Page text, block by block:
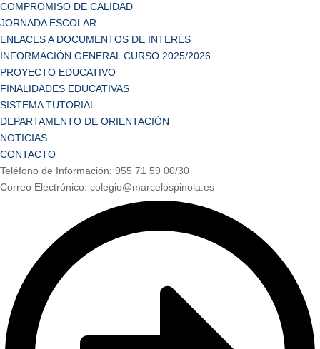
COMPROMISO DE CALIDAD
JORNADA ESCOLAR
ENLACES A DOCUMENTOS DE INTERÉS
INFORMACIÓN GENERAL CURSO 2025/2026
PROYECTO EDUCATIVO
FINALIDADES EDUCATIVAS
SISTEMA TUTORIAL
DEPARTAMENTO DE ORIENTACIÓN
NOTICIAS
CONTACTO
Teléfono de Información: 955 71 59 00/30
Correo Electrónico: colegio@marcelospinola.es